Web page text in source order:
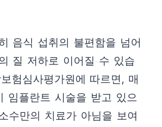
음식 섭취의 불편함을 넘어
질 저하로 이어질 수 있습
험심사평가원에 따르면, 매
임플란트 시술을 받고 있으
수만의 치료가 아님을 보여